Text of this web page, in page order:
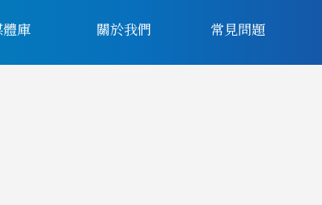
庫 關於我們 常見問題